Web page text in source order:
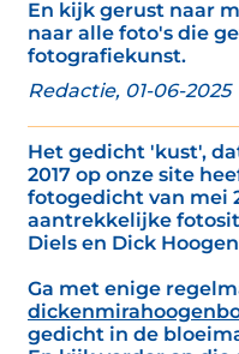
En kijk gerust naar
naar alle foto's die
fotografiekunst.
Redactie, 01-06-2025
Het gedicht 'kust',
2017 op onze site
fotogedicht van mei
aantrekkelijke
Diels en Dick
Ga met enige
gedicht in de